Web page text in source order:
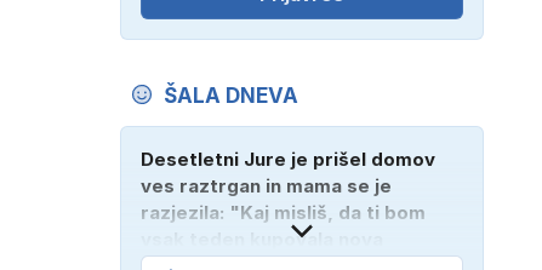
ŠALA DNEVA
Desetletni Jure je prišel domov
ves raztrgan in mama se je
razjezila: "Kaj misliš, da ti bom
vsak teden kupovala nova